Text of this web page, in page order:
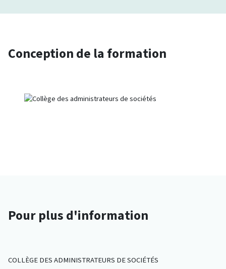
Conception de la formation
Pour plus d'information
COLLÈGE DES ADMINISTRATEURS DE SOCIÉTÉS